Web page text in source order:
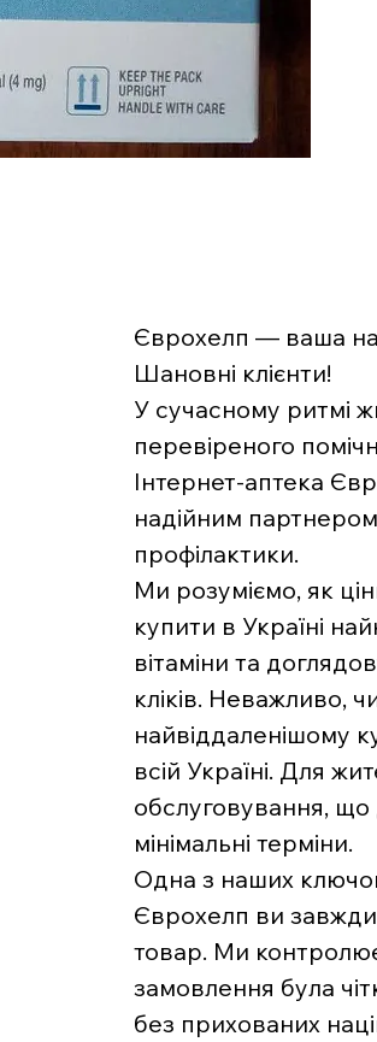
Єврохелп — ваша
Шановні клієнти!
У сучасному ритмі
перевіреного
Інтернет-аптека
надійним партнером
профілактики.
Ми розуміємо, як
купити в Україні
вітаміни та
кліків. Неважливо,
найвіддаленішому
всій Україні. Для
обслуговування,
мінімальні терміни.
Одна з наших
Єврохелп ви завжди
товар. Ми
замовлення була
без прихованих